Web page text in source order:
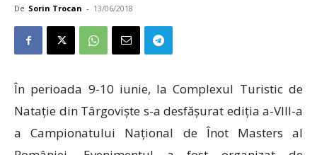
De Sorin Trocan - 13/06/2018
În perioada 9-10 iunie, la Complexul Turistic de
Natație din Târgoviște s-a desfășurat ediția a-VIII-a
a Campionatului Național de Înot Masters al